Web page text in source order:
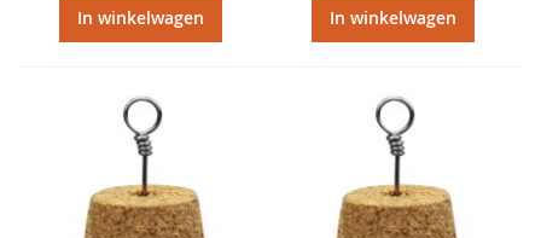
In winkelwagen In winkelwagen